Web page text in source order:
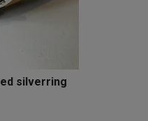
silverring